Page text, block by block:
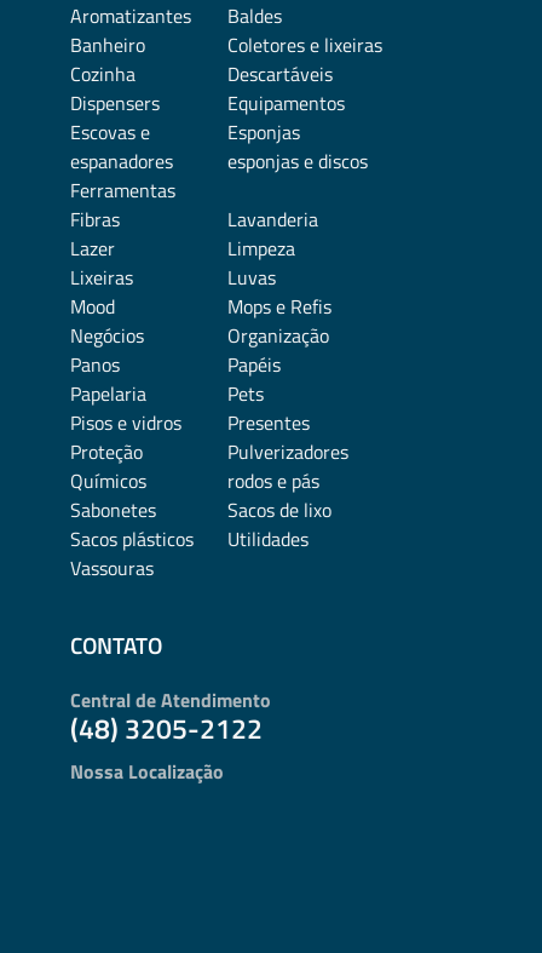
Aromatizantes
Baldes
Banheiro
Coletores e lixeiras
Cozinha
Descartáveis
Dispensers
Equipamentos
Escovas e
espanadores
Esponjas
esponjas e discos
Ferramentas
Fibras
Lavanderia
Lazer
Limpeza
Lixeiras
Luvas
Mood
Mops e Refis
Negócios
Organização
Panos
Papéis
Papelaria
Pets
Pisos e vidros
Presentes
Proteção
Pulverizadores
Químicos
rodos e pás
Sabonetes
Sacos de lixo
Sacos plásticos
Utilidades
Vassouras
CONTATO
Central de Atendimento
(48) 3205-2122
Nossa Localização